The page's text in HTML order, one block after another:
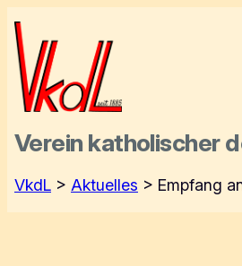
Zum
Inhalt
springen
Verein katholischer
VkdL > Aktuelles > Empfang